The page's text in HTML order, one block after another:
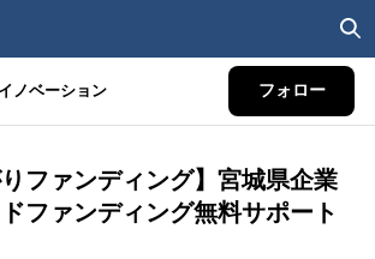
ノベーション フォロー
りファンディング】宮城県企業
ファンディング無料サポート